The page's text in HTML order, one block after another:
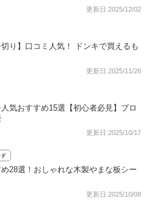
更新日:2025/12/02
切り】口コミ人気！ ドンキで買えるも
更新日:2025/11/26
気おすすめ15選【初心者必見】プロ
更新日:2025/10/17
28選！おしゃれな木製やまな板シー
更新日:2025/10/08